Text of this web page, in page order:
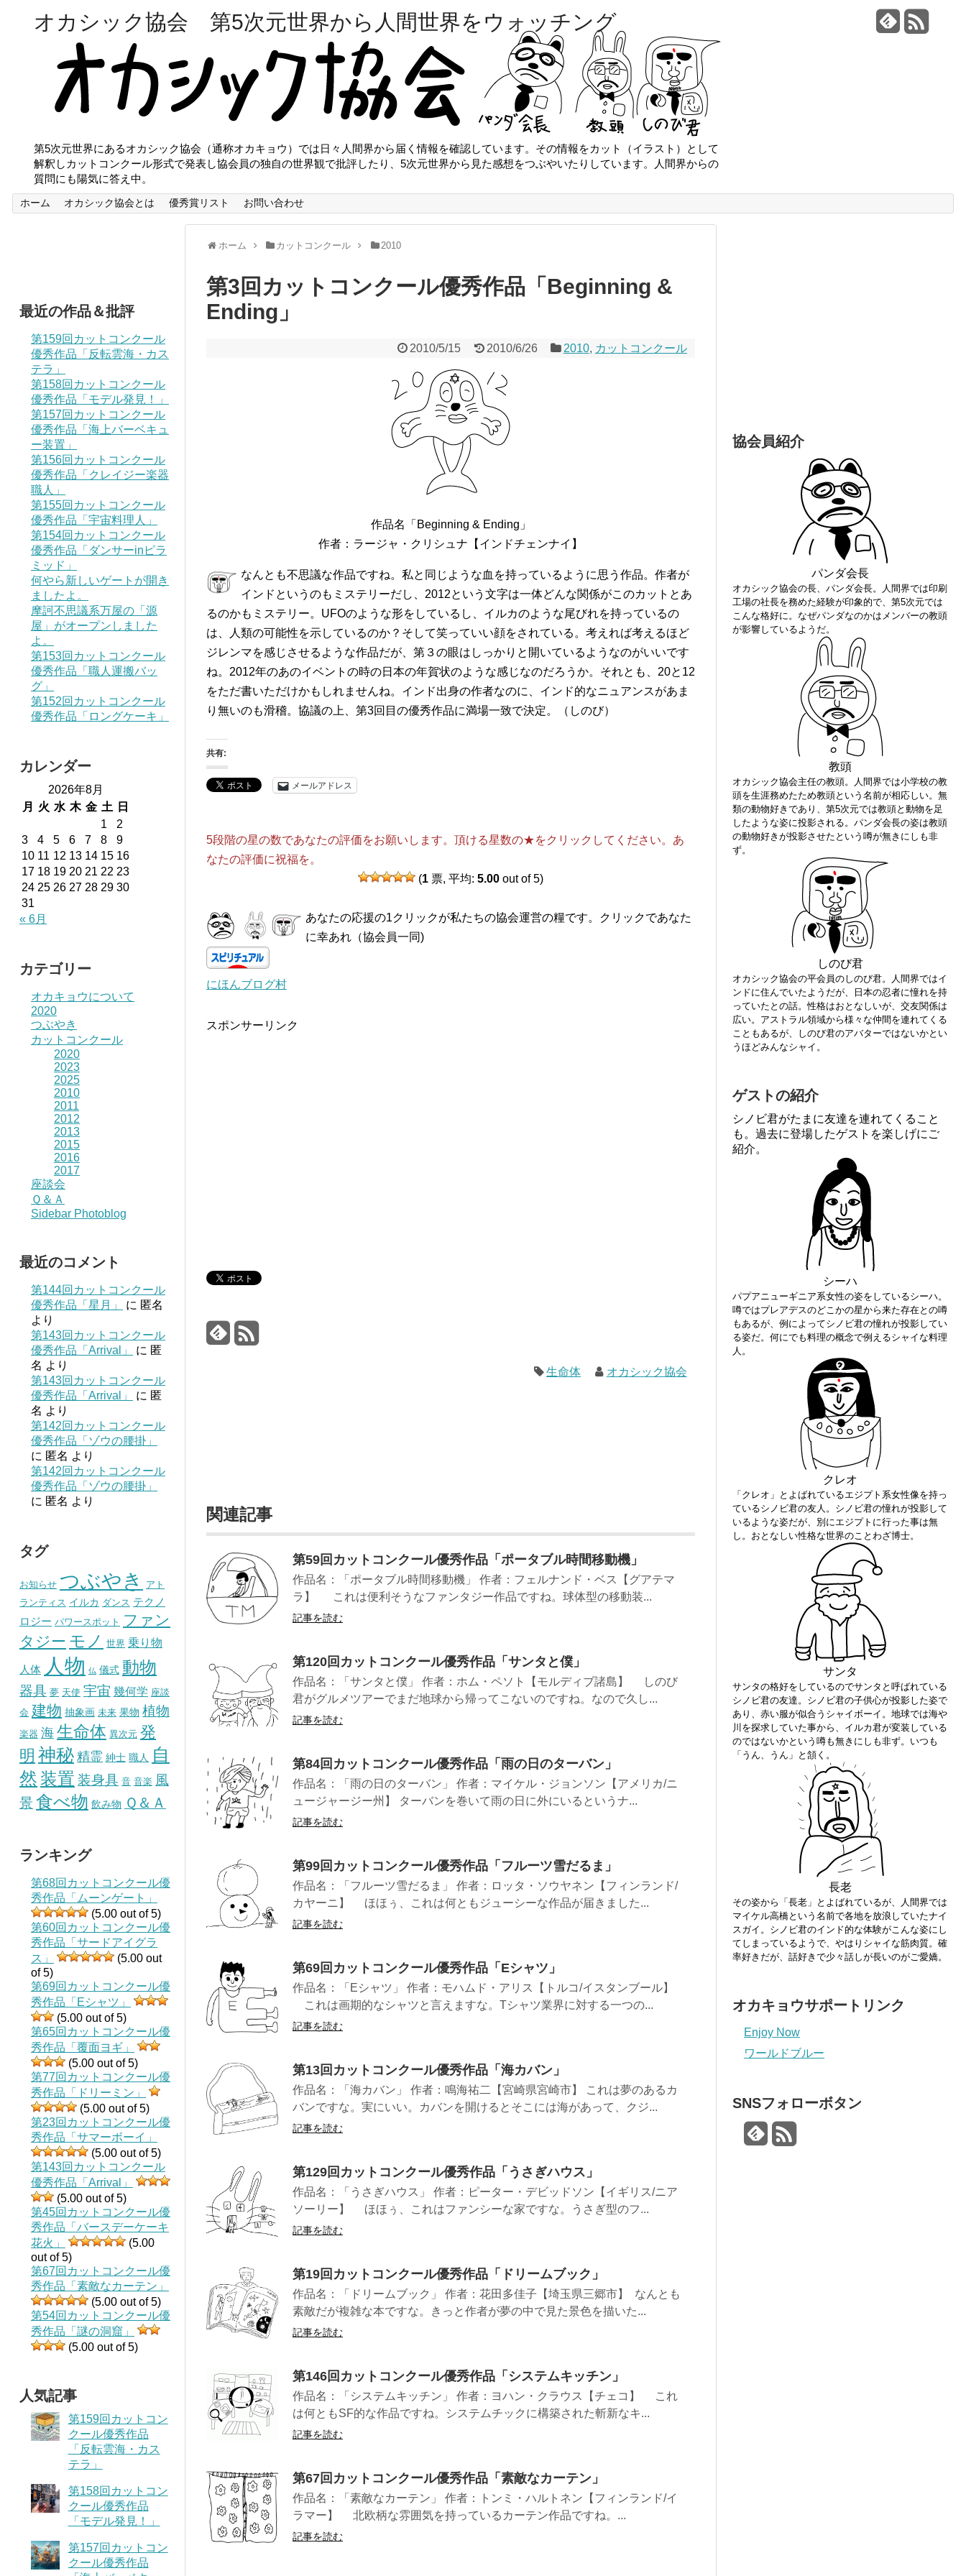
オカシック協会 第5次元世界から人間世界をウォッチング
第5次元世界にあるオカシック協会（通称オカキョウ）では日々人間界から届く情報を確認しています。その情報をカット（イラスト）として
解釈しカットコンクール形式で発表し協会員の独自の世界観で批評したり、5次元世界から見た感想をつぶやいたりしています。人間界からの
質問にも陽気に答え中。
ホーム オカシック協会とは 優秀賞リスト お問い合わせ
最近の作品＆批評
第159回カットコンクール
優秀作品「反転雲海・カス
テラ」
第158回カットコンクール
優秀作品「モデル発見！」
第157回カットコンクール
優秀作品「海上バーベキュ
ー装置」
第156回カットコンクール
優秀作品「クレイジー楽器
職人」
第155回カットコンクール
優秀作品「宇宙料理人」
第154回カットコンクール
優秀作品「ダンサーinピラ
ミッド」
何やら新しいゲートが開き
ましたよ。
摩訶不思議系万屋の「源
屋」がオープンしました
よ。
第153回カットコンクール
優秀作品「職人運搬バッ
グ」
第152回カットコンクール
優秀作品「ロングケーキ」
カレンダー
2026年8月
月
火 水 木 金 土
日
1
2
3
4 5 6 7 8
9
10 11 12 13 14 15 16
17 18 19 20 21 22 23
24 25 26 27 28 29 30
31
« 6月
カテゴリー
オカキョウについて
2020
つぶやき
カットコンクール
2020
2023
2025
2010
2011
2012
2013
2015
2016
2017
座談会
Ｑ＆Ａ
Sidebar Photoblog
最近のコメント
第144回カットコンクール
優秀作品「星月」
に 匿名
より
第143回カットコンクール
優秀作品「Arrival」
に 匿
名 より
第143回カットコンクール
優秀作品「Arrival」
に 匿
名 より
第142回カットコンクール
優秀作品「ゾウの腰掛」
に 匿名 より
第142回カットコンクール
優秀作品「ゾウの腰掛」
に 匿名 より
タグ
お知らせ つぶやき
アト
ランティス イルカ ダンス テクノ
ロジー パワースポット ファン
タジー モノ 世界 乗り物
人体 人物 仏 儀式 動物
器具 夢 天使 宇宙 幾何学 座談
会 建物 抽象画 未来 果物 植物
楽器 海 生命体 異次元 発
明 神秘精霊 紳士 職人 自
然 装置 装身具 音 音楽 風
景 食べ物 飲み物 Ｑ＆Ａ
ランキング
第68回カットコンクール優
秀作品「ムーンゲート」
(5.00 out of 5)
第60回カットコンクール優
秀作品「サードアイグラ
ス」
(5.00 out
of 5)
第69回カットコンクール優
秀作品「Eシャツ」
(5.00 out of 5)
第65回カットコンクール優
秀作品「覆面ヨギ」
(5.00 out of 5)
第77回カットコンクール優
秀作品「ドリーミン」
(5.00 out of 5)
第23回カットコンクール優
秀作品「サマーボーイ」
(5.00 out of 5)
第143回カットコンクール
優秀作品「Arrival」
(5.00 out of 5)
第45回カットコンクール優
秀作品「バースデーケーキ
花火」
(5.00
out of 5)
第67回カットコンクール優
秀作品「素敵なカーテン」
(5.00 out of 5)
第54回カットコンクール優
秀作品「謎の洞窟」
(5.00 out of 5)
人気記事
第159回カットコン
クール優秀作品
「反転雲海・カス
テラ」
第158回カットコン
クール優秀作品
「モデル発見！」
第157回カットコン
クール優秀作品
ホーム カットコンクール 2010
第3回カットコンクール優秀作品「Beginning &
Ending」
2010/5/15 2010/6/26 2010, カットコンクール
作品名「Beginning & Ending」
作者：ラージャ・クリシュナ【インドチェンナイ】
なんとも不思議な作品ですね。私と同じような血を持っているように思う作品。作者が
インドというのもミステリーだし、2012という文字は一体どんな関係がこのカットとあ
るのかもミステリー。UFOのような形をしているし、イルカのような尾びれを持っているの
は、人類の可能性を示しているのか？そして笑っていい顔をされている。考えれば考えるほど
ジレンマを感じさせるような作品だが、第３の眼はしっかりと開いているようなのがいいです
ね。2012年のあのイベントの時の日本の年賀状のような感じなのだろうか。それとも、20と12
をただ書いただけかもしれませんね。インド出身の作者なのに、インド的なニュアンスがあま
り無いのも滑稽。協議の上、第3回目の優秀作品に満場一致で決定。（しのび）
共有:
メールアドレス
5段階の星の数であなたの評価をお願いします。頂ける星数の★をクリックしてください。あ
なたの評価に祝福を。
(1 票, 平均: 5.00 out of 5)
あなたの応援の1クリックが私たちの協会運営の糧です。クリックであなた
に幸あれ（協会員一同)
にほんブログ村
スポンサーリンク
生命体 オカシック協会
関連記事
第59回カットコンクール優秀作品「ポータブル時間移動機」
作品名：「ポータブル時間移動機」 作者：フェルナンド・ベス【グアテマ
ラ】 これは便利そうなファンタジー作品ですね。球体型の移動装...
記事を読む
第120回カットコンクール優秀作品「サンタと僕」
作品名：「サンタと僕」 作者：ホム・ペソト【モルディブ諸島】 しのび
君がグルメツアーでまだ地球から帰ってこないのですね。なので久し...
記事を読む
第84回カットコンクール優秀作品「雨の日のターバン」
作品名：「雨の日のターバン」 作者：マイケル・ジョンソン【アメリカ/ニ
ュージャージー州】 ターバンを巻いて雨の日に外にいるというナ...
記事を読む
第99回カットコンクール優秀作品「フルーツ雪だるま」
作品名：「フルーツ雪だるま」 作者：ロッタ・ソウヤネン【フィンランド/
カヤーニ】 ほほぅ、これは何ともジューシーな作品が届きました...
記事を読む
第69回カットコンクール優秀作品「Eシャツ」
作品名：「Eシャツ」 作者：モハムド・アリス【トルコ/イスタンブール】
これは画期的なシャツと言えますな。Tシャツ業界に対する一つの...
記事を読む
第13回カットコンクール優秀作品「海カバン」
作品名：「海カバン」 作者：鳴海祐二【宮崎県宮崎市】 これは夢のあるカ
バンですな。実にいい。カバンを開けるとそこには海があって、クジ...
記事を読む
第129回カットコンクール優秀作品「うさぎハウス」
作品名：「うさぎハウス」 作者：ピーター・デビッドソン【イギリス/ニア
ソーリー】 ほほぅ、これはファンシーな家ですな。うさぎ型のフ...
記事を読む
第19回カットコンクール優秀作品「ドリームブック」
作品名：「ドリームブック」 作者：花田多佳子【埼玉県三郷市】 なんとも
素敵だが複雑な本ですな。きっと作者が夢の中で見た景色を描いた...
記事を読む
第146回カットコンクール優秀作品「システムキッチン」
作品名：「システムキッチン」 作者：ヨハン・クラウス【チェコ】 これ
は何ともSF的な作品ですね。システムチックに構築された斬新なキ...
記事を読む
第67回カットコンクール優秀作品「素敵なカーテン」
作品名：「素敵なカーテン」 作者：トンミ・ハルトネン【フィンランド/イ
ラマー】 北欧柄な雰囲気を持っているカーテン作品ですね。...
記事を読む
協会員紹介
パンダ会長
オカシック協会の長、パンダ会長。人間界では印刷
工場の社長を務めた経験が印象的で、第5次元では
こんな格好に。なぜパンダなのかはメンバーの教頭
が影響しているようだ。
教頭
オカシック協会主任の教頭。人間界では小学校の教
頭を生涯務めたため教頭という名前が相応しい。無
類の動物好きであり、第5次元では教頭と動物を足
したような姿に投影される。パンダ会長の姿は教頭
の動物好きが投影させたという噂が無きにしも非
ず。
しのび君
オカシック協会の平会員のしのび君。人間界ではイ
ンドに住んでいたようだが、日本の忍者に憧れを持
っていたとの話。性格はおとなしいが、交友関係は
広い。アストラル領域から様々な仲間を連れてくる
こともあるが、しのび君のアバターではないかとい
うほどみんなシャイ。
ゲストの紹介
シノビ君がたまに友達を連れてくること
も。過去に登場したゲストを楽しげにご
紹介。
シーハ
パプアニューギニア系女性の姿をしているシーハ。
噂ではプレアデスのどこかの星から来た存在との噂
もあるが、例によってシノビ君の憧れが投影してい
る姿だ。何にでも料理の概念で例えるシャイな料理
人。
クレオ
「クレオ」とよばれているエジプト系女性像を持っ
ているシノビ君の友人。シノビ君の憧れが投影して
いるような姿だが、別にエジプトに行った事は無
し。おとなしい性格な世界のことわざ博士。
サンタ
サンタの格好をしているのでサンタと呼ばれている
シノビ君の友達。シノビ君の子供心が投影した姿で
あり、赤い服が似合うシャイボーイ。地球では海や
川を探求していた事から、イルカ君が変装している
のではないかという噂も無きにしも非ず。いつも
「うん、うん」と頷く。
長老
その姿から「長老」とよばれているが、人間界では
マイケル高橋という名前で各地を放浪していたナイ
スガイ。シノビ君のインド的な体験がこんな姿にし
てしまっているようで、やはりシャイな筋肉質。確
率好きだが、話好きで少々話しが長いのがご愛嬌。
オカキョウサポートリンク
Enjoy Now
ワールドブルー
SNSフォローボタン